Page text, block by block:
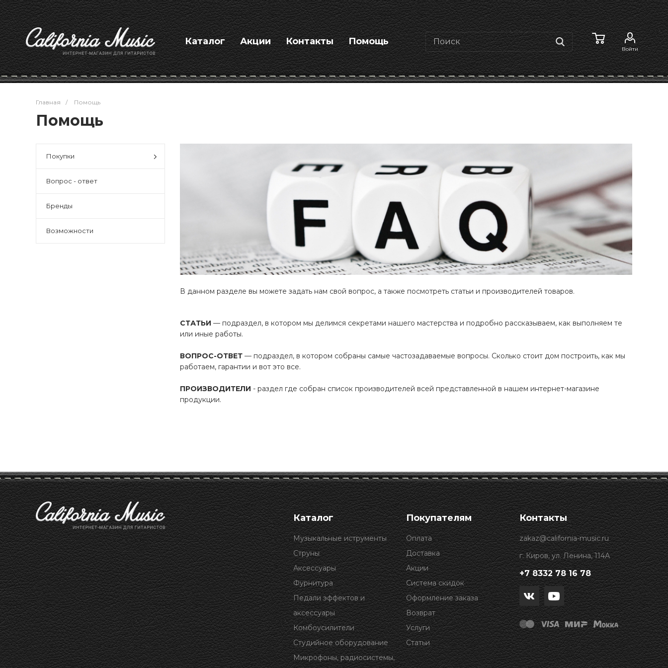
Каталог Акции Контакты Помощь
Войти
Главная / Помощь
Помощь
Покупки
Вопрос - ответ
Бренды
Возможности
В данном разделе вы можете задать нам свой вопрос, а также посмотреть статьи и производителей товаров.
СТАТЬИ — подраздел, в котором мы делимся секретами нашего мастерства и подробно рассказываем, как выполняем те
или иные работы.
ВОПРОС-ОТВЕТ — подраздел, в котором собраны самые частозадаваемые вопросы. Сколько стоит дом построить, как мы
работаем, гарантии и вот это все.
ПРОИЗВОДИТЕЛИ - раздел где собран список производителей всей представленной в нашем интернет-магазине
продукции.
Каталог
Музыкальные иструменты
Струны
Аксессуары
Фурнитура
Педали эффектов и
аксессуары
Комбоусилители
Студийное оборудование
Микрофоны, радиосистемы,
Покупателям
Оплата
Доставка
Акции
Система скидок
Оформление заказа
Возврат
Услуги
Статьи
Контакты
zakaz@california-music.ru
г. Киров, ул. Ленина, 114А
+7 8332 78 16 78